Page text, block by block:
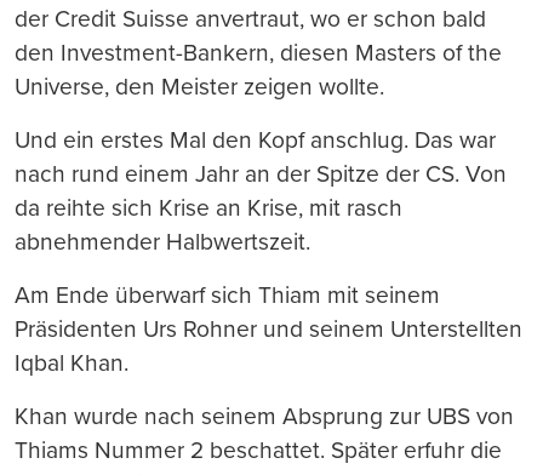
der Credit Suisse anvertraut, wo er schon bald
den Investment-Bankern, diesen Masters of the
Universe, den Meister zeigen wollte.
Und ein erstes Mal den Kopf anschlug. Das war
nach rund einem Jahr an der Spitze der CS. Von
da reihte sich Krise an Krise, mit rasch
abnehmender Halbwertszeit.
Am Ende überwarf sich Thiam mit seinem
Präsidenten Urs Rohner und seinem Unterstellten
Iqbal Khan.
Khan wurde nach seinem Absprung zur UBS von
Thiams Nummer 2 beschattet. Später erfuhr die